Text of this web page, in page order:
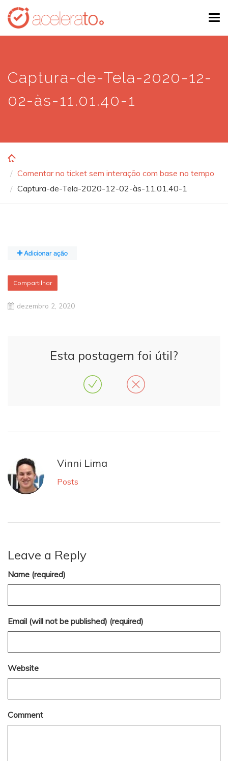
Skip
main
Captura-de-Tela-2020-12-
02-às-11.01.40-1
Comentar no ticket sem interação com base no tempo
Captura-de-Tela-2020-12-02-às-11.01.40-1
Compartilhar
dezembro 2, 2020
Esta postagem foi útil?
Vinni Lima
Posts
Leave a Reply
Name (required)
Email (will not be published) (required)
Website
Comment